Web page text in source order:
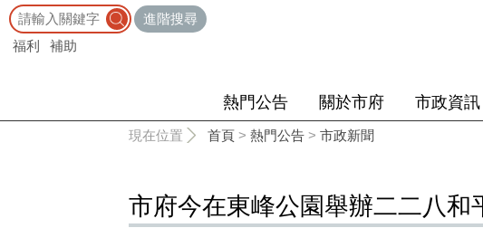
進階搜尋
福利
補助
熱門公告 關於市府 市政資訊
現在位置 首頁 > 熱門公告 > 市政新聞
市府今在東峰公園舉辦二二八和